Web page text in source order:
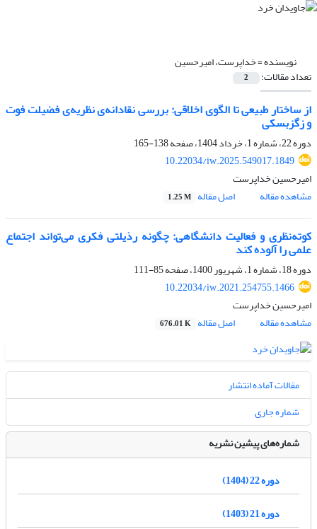
نویسنده =خداپرست، امیرحسین
تعداد مقالات: 2
از ساختار طبیعی تا الگوی اخلاقی: بررسی نقادانه‌ی نظریه‌ی فضیلت فوت
و زگزبسکی
دوره 22، شماره 1، خرداد 1404، صفحه
138-165
10.22034/iw.2025.549017.1849
امیرحسین خداپرست
مشاهده مقاله
اصل مقاله 1.25 M
کوته‌نظری و فعالیت دانشگاهی: چگونه رذیلتی فکری می‌تواند اجتماع
علمی را آلوده کند
دوره 18، شماره 1، شهریور 1400، صفحه
85-111
10.22034/iw.2021.254755.1466
امیرحسین خداپرست
مشاهده مقاله
اصل مقاله 676.01 K
مقالات آماده انتشار
شماره جاری
شماره‌های پیشین نشریه
دوره 22 (1404)
دوره 21 (1403)